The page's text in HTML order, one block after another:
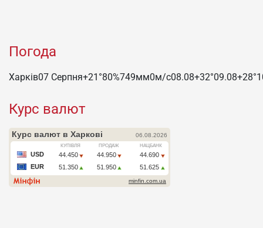
Погода
Харків07 Серпня+21°80%749мм0м/c08.08+32°09.08+28°
Курс валют